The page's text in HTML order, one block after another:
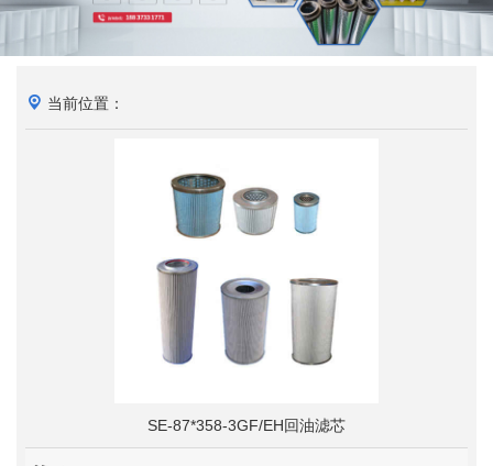
当前位置：
SE-87*358-3GF/EH回油滤芯